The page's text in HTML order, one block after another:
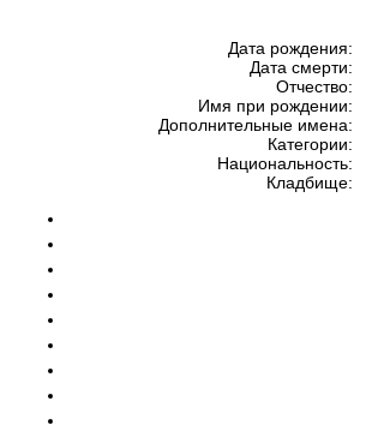
Дата рождения:
Дата смерти:
Отчество:
Имя при рождении:
Дополнительные имена:
Категории:
Национальность:
Кладбище: